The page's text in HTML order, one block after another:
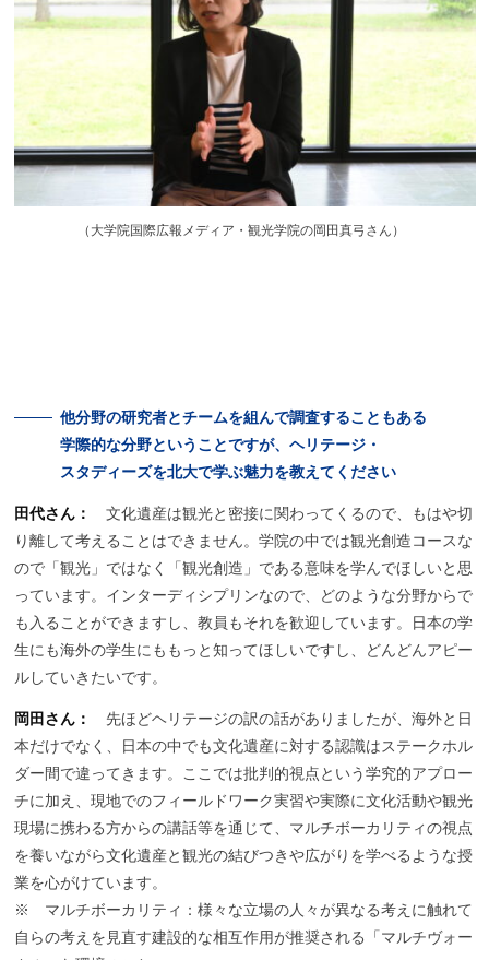
（ 大学院国際広報メディア・観光学院の岡田真弓さん）
他分野の研究者とチームを組んで調査することもある
学際的な分野ということですが、 ヘリテージ・
スタディーズを北大で学ぶ魅力を教えてください
田代さん： 文化遺産は観光と密接に関わってくるので、もはや切
り離して考えることはできません。学院の中では観光創造コースな
ので「観光」ではなく「観光創造」である意味を学んでほしいと思
っています。インターディシプリンなので、どのような分野からで
も入ることができますし、教員もそれを歓迎しています。日本の学
生にも海外の学生にももっと知ってほしいですし、どんどんアピー
ルしていきたいです。
岡田さん： 先ほどヘリテージの訳の話がありましたが、海外と日
本だけでなく、日本の中でも文化遺産に対する認識はステークホル
ダー間で違ってきます。ここでは批判的視点という学究的アプロー
チに加え、現地でのフィールドワーク実習や実際に文化活動や観光
現場に携わる方からの講話等を通じて、マルチボーカリティの視点
を養いながら文化遺産と観光の結びつきや広がりを学べるような授
業を心がけています。
※ マルチボーカリティ：様々な立場の人々が異なる考えに触れて
自らの考えを見直す建設的な相互作用が推奨される「マルチヴォー